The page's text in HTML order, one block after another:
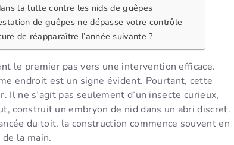
la lutte contre les nids de guêpes
de guêpes ne dépasse votre contrôle
de réapparaître l’année suivante ?
le premier pas vers une intervention efficace.
endroit est un signe évident. Pourtant, cette
Il ne s’agit pas seulement d’un insecte curieux,
construit un embryon de nid dans un abri discret.
du toit, la construction commence souvent en
la main.